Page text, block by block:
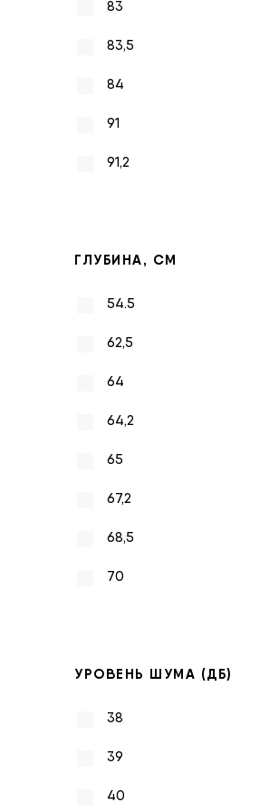
83
83,5
84
91
91,2
ГЛУБИНА, СМ
54.5
62,5
64
64,2
65
67,2
68,5
70
УРОВЕНЬ ШУМА (ДБ)
38
39
40